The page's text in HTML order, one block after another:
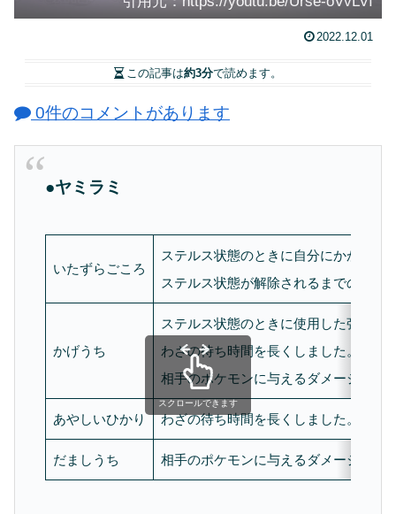
2022.12.01
この記事は約3分で読めます。
0件のコメントがあります
●ヤミラミ
いたずらごころ
ステルス状態のときに自分にかかる移
ステルス状態が解除されるまでの時間
かげうち
ステルス状態のときに使用した強化攻
わざの待ち時間を長くしました。
相手のポケモンに与えるダメージ量が
あやしいひかり わざの待ち時間を長くしました。
だましうち 相手のポケモンに与えるダメージ量が
スクロールできます